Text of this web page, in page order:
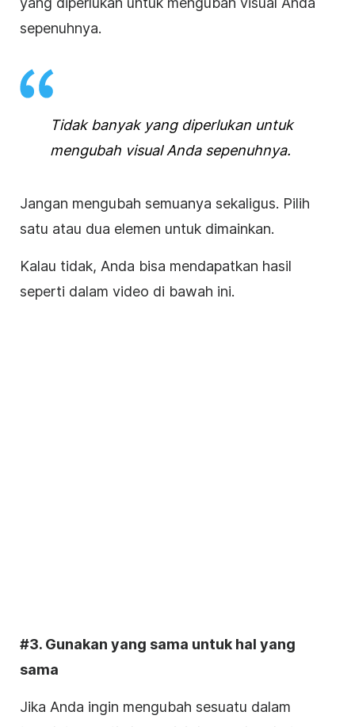
sepenuhnya.
Tidak banyak yang diperlukan untuk
mengubah visual Anda sepenuhnya.
Jangan mengubah semuanya sekaligus. Pilih
satu atau dua elemen untuk dimainkan.
Kalau tidak, Anda bisa mendapatkan hasil
seperti dalam video di bawah ini.
#3. Gunakan yang sama untuk hal yang
sama
Jika Anda ingin mengubah sesuatu dalam